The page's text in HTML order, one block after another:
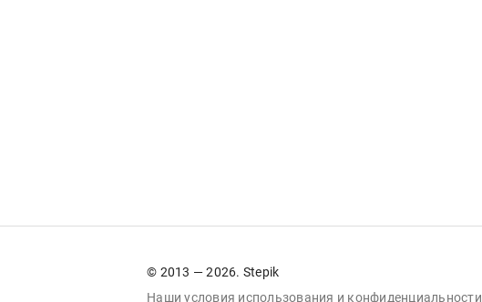
© 2013 — 2026. Stepik
Наши условия использования и конфиденциальности